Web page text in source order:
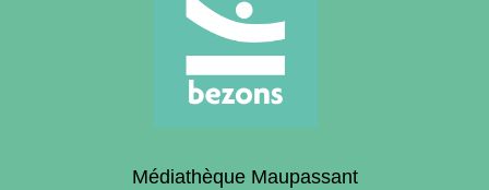
Médiathèque Maupassant